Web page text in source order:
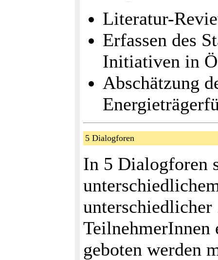
Literatur-
Erfassen des
Initiativen in
Abschätzung
5 Dialogforen
In 5 Dialogforen
unterschiedlicher
TeilnehmerInnen
geboten werden